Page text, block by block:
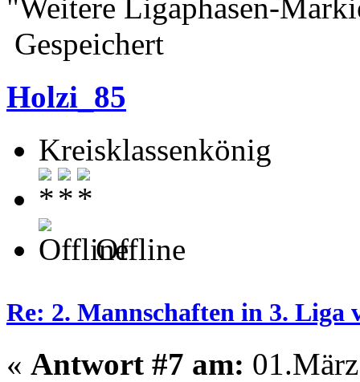
"Weitere Ligaphasen-
Gespeichert
Holzi_85
Kreisklassenkönig
Offline
Re: 2. Mannschaften in 3. Liga
« Antwort #7 am: